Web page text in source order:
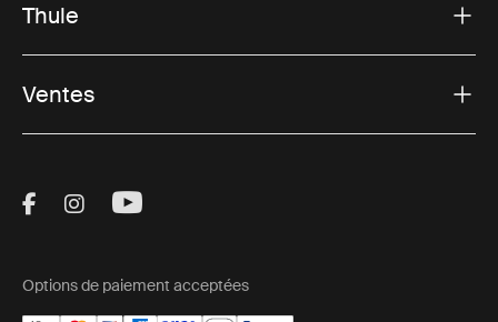
Thule
Ventes
Visit Thule on Facebook (external link)
Visit Thule on Instagram (external link)
Visit Thule on Youtube (external
Options de paiement acceptées